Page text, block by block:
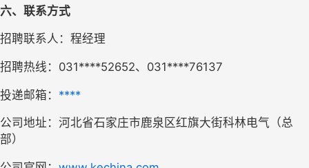
六、联系方式
招聘联系人：程经理
招聘热线：031****52652、031****76137
投递邮箱： ****
公司地址：河北省石家庄市鹿泉区红旗大街科林电气（总
部）